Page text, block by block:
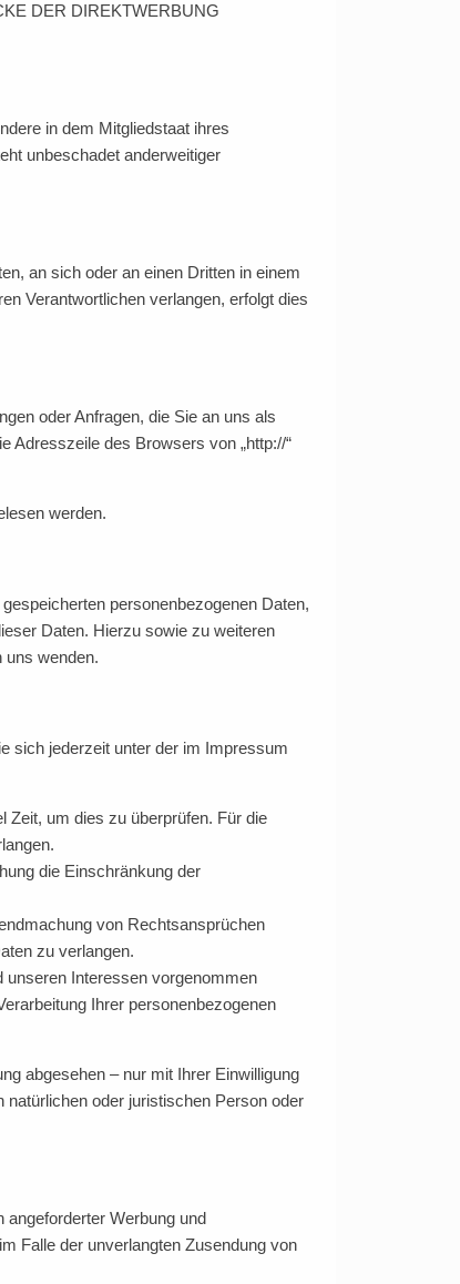
DER DIREKTWERBUNG
in dem Mitgliedstaat ihres
unbeschadet anderweitiger
an sich oder an einen Dritten in einem
Verantwortlichen verlangen, erfolgt dies
oder Anfragen, die Sie an uns als
Adresszeile des Browsers von „http://“
werden.
personenbezogenen Daten,
Daten. Hierzu sowie zu weiteren
uns wenden.
sich jederzeit unter der im Impressum
Zeit, um dies zu überprüfen. Für die
die Einschränkung der
von Rechtsansprüchen
zu verlangen.
unseren Interessen vorgenommen
Ihrer personenbezogenen
abgesehen – nur mit Ihrer Einwilligung
oder juristischen Person oder
Werbung und
Falle der unverlangten Zusendung von